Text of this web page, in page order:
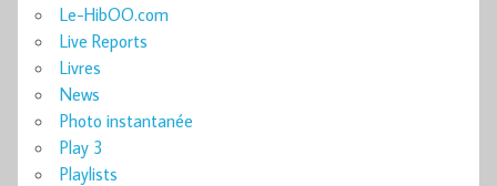
Le-HibOO.com
Live Reports
Livres
News
Photo instantanée
Play 3
Playlists